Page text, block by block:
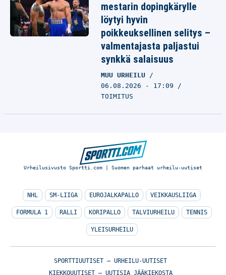
mestarin dopingkärylle
löytyi hyvin
poikkeuksellinen selitys –
valmentajasta paljastui
synkkä salaisuus
MUU URHEILU
06.08.2026 - 17:09
TOIMITUS
Urheilusivusto Sportti.com | Suomen parhaat urheilu-uutiset
NHL SM-LIIGA EUROJALKAPALLO VEIKKAUSLIIGA
FORMULA 1 RALLI KORIPALLO TALVIURHEILU TENNIS
YLEISURHEILU
SPORTTIUUTISET – URHEILU-UUTISET
KIEKKOUUTISET – UUTISIA JÄÄKIEKOSTA